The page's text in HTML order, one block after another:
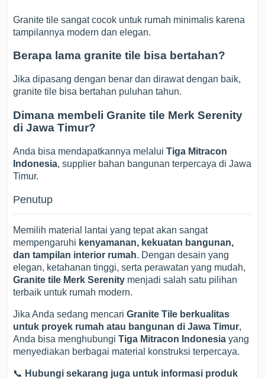
Granite tile sangat cocok untuk rumah minimalis karena
tampilannya modern dan elegan.
Berapa lama granite tile bisa bertahan?
Jika dipasang dengan benar dan dirawat dengan baik,
granite tile bisa bertahan puluhan tahun.
Dimana membeli Granite tile Merk Serenity
di Jawa Timur?
Anda bisa mendapatkannya melaluiTiga Mitracon
Indonesia, supplier bahan bangunan terpercaya di Jawa
Timur.
Penutup
Memilih material lantai yang tepat akan sangat
mempengaruhi kenyamanan, kekuatan bangunan,
dan tampilan interior rumah. Dengan desain yang
elegan, ketahanan tinggi, serta perawatan yang mudah,
Granite tile Merk Serenity menjadi salah satu pilihan
terbaik untuk rumah modern.
Jika Anda sedang mencariGranite Tile berkualitas
untuk proyek rumah atau bangunan di Jawa Timur,
Anda bisa menghubungiTiga Mitracon Indonesia yang
menyediakan berbagai material konstruksi terpercaya.
📞 Hubungi sekarang juga untuk informasi produk